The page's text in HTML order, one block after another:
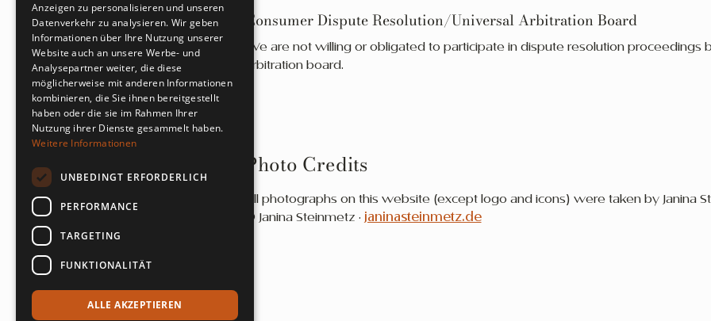
Consumer Dispute Resolution/Universal Arbitration Board
We are not willing or obligated to participate in dispute resolution proceedings
arbitration board.
Photo Credits
All photographs on this website (except logo and icons) were taken by Janina
© Janina Steinmetz ·janinasteinmetz.de
Anzeigen zu personalisieren und unseren
Datenverkehr zu analysieren. Wir geben
Informationen über Ihre Nutzung unserer
Website auch an unsere Werbe- und
Analysepartner weiter, die diese
möglicherweise mit anderen Informationen
kombinieren, die Sie ihnen bereitgestellt
haben oder die sie im Rahmen Ihrer
Nutzung ihrer Dienste gesammelt haben.
Weitere Informationen
UNBEDINGT ERFORDERLICH
PERFORMANCE
TARGETING
FUNKTIONALITÄT
ALLE AKZEPTIEREN